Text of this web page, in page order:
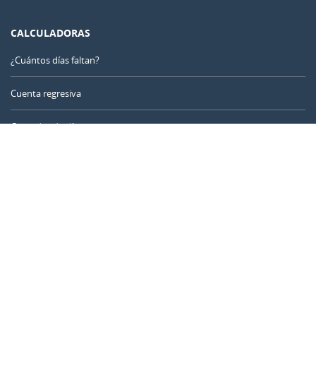
CALCULADORAS
¿Cuántos días faltan?
Cuenta regresiva
Contador de días